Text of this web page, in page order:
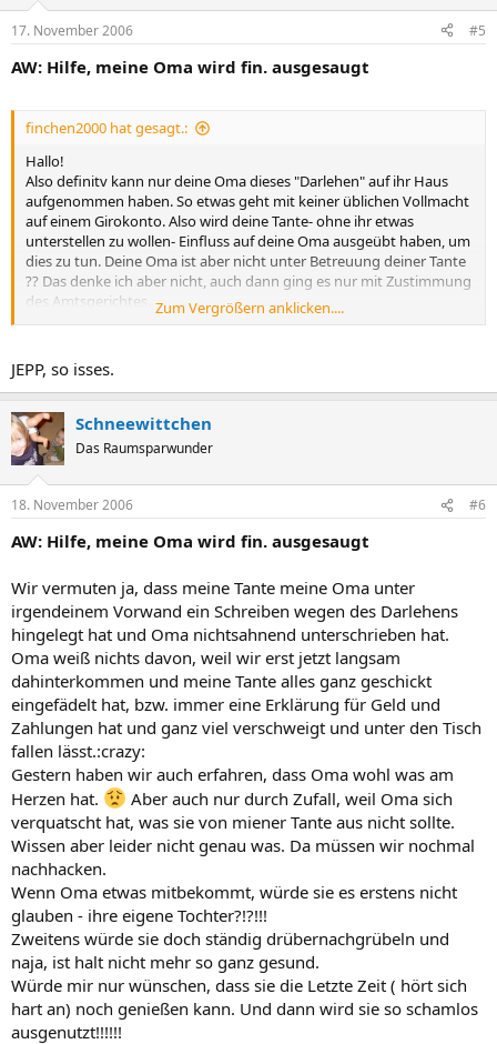
17. November 2006 #5
AW: Hilfe, meine Oma wird fin. ausgesaugt
finchen2000 hat gesagt.:
Hallo!
Also definitv kann nur deine Oma dieses "Darlehen" auf ihr Haus
aufgenommen haben. So etwas geht mit keiner üblichen Vollmacht
auf einem Girokonto. Also wird deine Tante- ohne ihr etwas
unterstellen zu wollen- Einfluss auf deine Oma ausgeübt haben, um
dies zu tun. Deine Oma ist aber nicht unter Betreuung deiner Tante
?? Das denke ich aber nicht, auch dann ging es nur mit Zustimmung
des Amtsgerichtes.
Ihr habt aus meiner Sicht leider keine Möglichkeit, Bankgeheimnis
Lebzeiten damit "machen", was sie möchte. Klar, dass deine Tante
sie wahrscheinlich beeinflusst, aber sofern sie im Vollbesitz ihrer
Nur, wenn deine Oma "entmündigt" würde, wäre das anders. Und
das ist ja wohl nicht in eurem Sinne?!
Sorry, dass ich dir keine andere Auskunft geben kann.
Zum Vergrößern anklicken....
JEPP, so isses.
Schneewittchen
Das Raumsparwunder
18. November 2006 #6
AW: Hilfe, meine Oma wird fin. ausgesaugt
Wir vermuten ja, dass meine Tante meine Oma unter
irgendeinem Vorwand ein Schreiben wegen des Darlehens
hingelegt hat und Oma nichtsahnend unterschrieben hat.
Oma weiß nichts davon, weil wir erst jetzt langsam
dahinterkommen und meine Tante alles ganz geschickt
eingefädelt hat, bzw. immer eine Erklärung für Geld und
Zahlungen hat und ganz viel verschweigt und unter den Tisch
fallen lässt.:crazy:
Gestern haben wir auch erfahren, dass Oma wohl was am
Herzen hat.
Aber auch nur durch Zufall, weil Oma sich
verquatscht hat, was sie von miener Tante aus nicht sollte.
Wissen aber leider nicht genau was. Da müssen wir nochmal
nachhacken.
Wenn Oma etwas mitbekommt, würde sie es erstens nicht
glauben - ihre eigene Tochter?!?!!!
Zweitens würde sie doch ständig drübernachgrübeln und
naja, ist halt nicht mehr so ganz gesund.
Würde mir nur wünschen, dass sie die Letzte Zeit ( hört sich
hart an) noch genießen kann. Und dann wird sie so schamlos
ausgenutzt!!!!!!